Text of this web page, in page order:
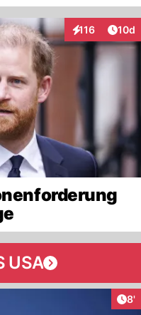
116
Interaktionen
10d
USA
8'